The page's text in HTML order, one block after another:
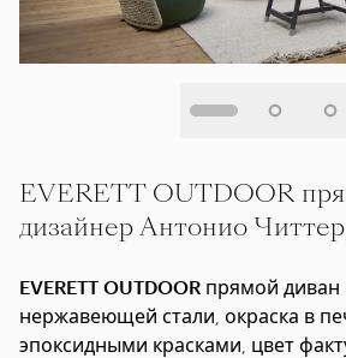
EVERETT OUTDOOR
дизайнер Антонио
EVERETT OUTDOOR прямой диван
нержавеющей стали, окраска в
эпоксидными красками, цвет